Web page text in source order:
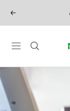
zumZurück
Navigation